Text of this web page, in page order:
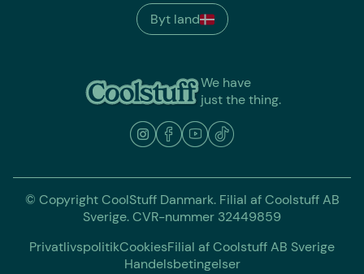
We have
just the thing.
Byt land
© Copyright CoolStuff Danmark. Filial af Coolstuff AB
Sverige. CVR-nummer 32449859
PrivatlivspolitikCookiesFilial af Coolstuff AB Sverige
Handelsbetingelser